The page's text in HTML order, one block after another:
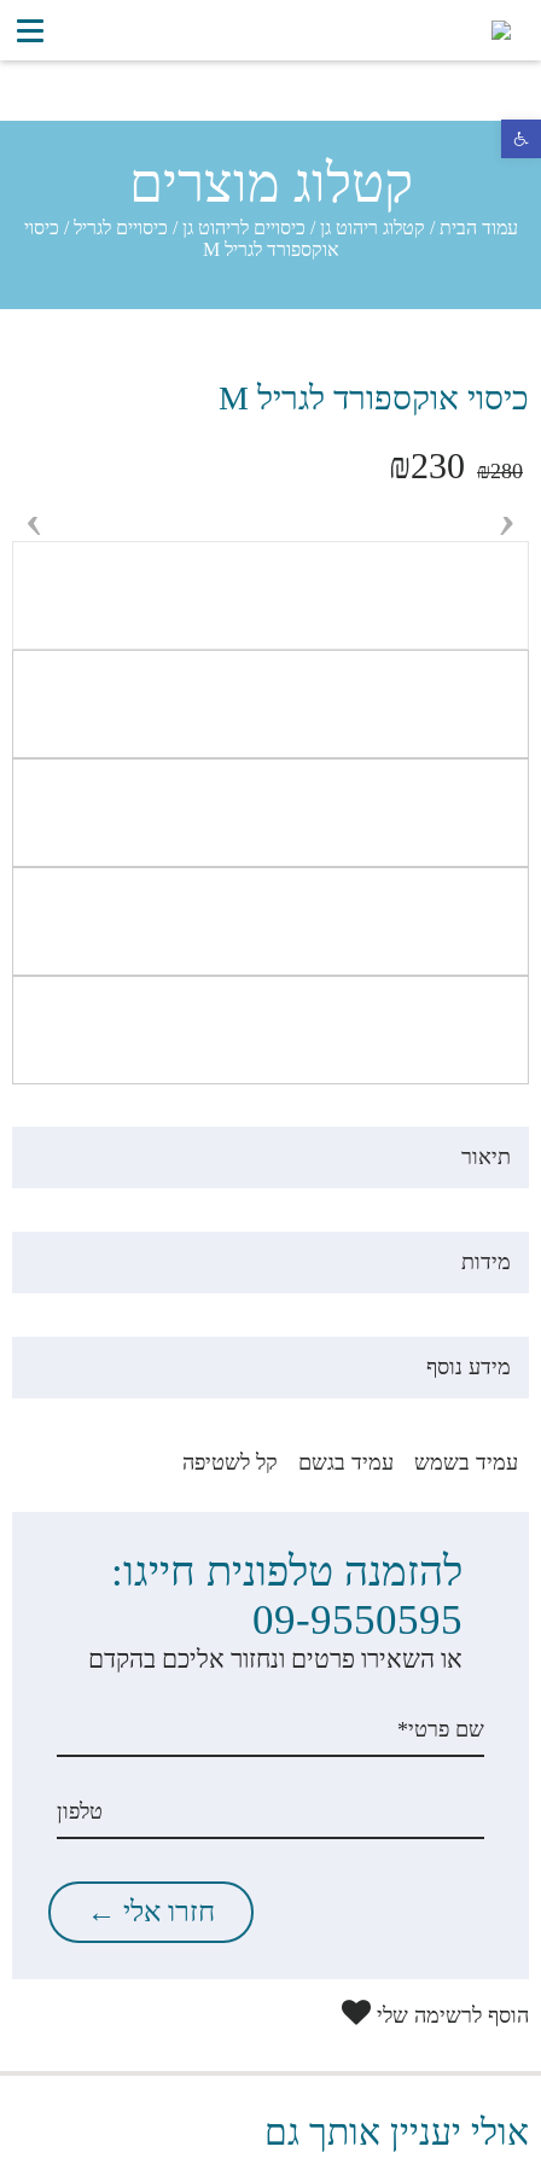
קטלוג מוצרים
עמוד הבית / קטלוג ריהוט גן/ כיסויים לריהוט גן/ כיסויים לגריל/ כיסוי
אוקספורד לגריל M
תיאור
מידות
מידע נוסף
עמיד בשמש עמיד בגשם קל לשטיפה
להזמנה טלפונית חייגו:
09-9550595
או השאירו פרטים ונחזור אליכם בהקדם
הוסף לרשימה שלי
כיסוי אוקספורד לגריל M
₪280
₪230
› ‹
אולי יעניין אותך גם
פתח סרגל נגישות